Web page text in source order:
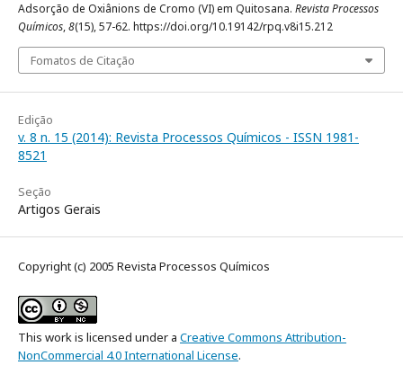
Adsorção de Oxiânions de Cromo (VI) em Quitosana. Revista Processos
Químicos,8(15), 57-62. https://doi.org/10.19142/rpq.v8i15.212
Fomatos de Citação
Edição
v. 8 n. 15 (2014): Revista Processos Químicos - ISSN 1981-
8521
Seção
Artigos Gerais
Copyright (c) 2005 Revista Processos Químicos
This work is licensed under a Creative Commons Attribution-
NonCommercial 4.0 International License.